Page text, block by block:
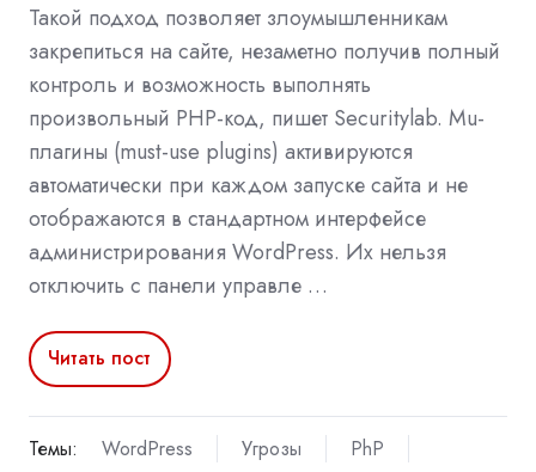
Такой подход позволяет злоумышленникам
закрепиться на сайте, незаметно получив полный
контроль и возможность выполнять
произвольный PHP-код, пишет Securitylab. Мu-
плагины (must-use plugins) активируются
автоматически при каждом запуске сайта и не
отображаются в стандартном интерфейсе
администрирования WordPress. Их нельзя
отключить с панели управле …
Читать пост
Темы: WordPress Угрозы
PhP